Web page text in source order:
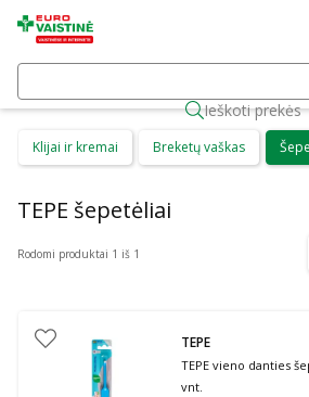
Ieškoti prekės
Klijai ir kremai Breketų vaškas
TEPE šepetėliai
Rodomi produktai 1 iš 1
TEPE
TEPE vieno danties
vnt.